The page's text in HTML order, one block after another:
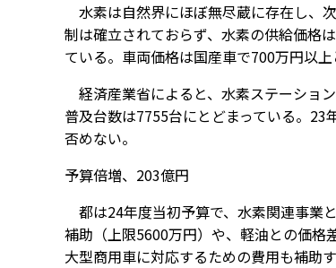
水素は自然界にほぼ無尽蔵に存在し、
制は確立されておらず、水素の供給価格
ている。車両価格は国産車で700万円以
経済産業省によると、水素ステーショ
普及台数は7755台にとどまっている。
否めない。
予算倍増、203億円
都は24年度当初予算で、水素関連事業
補助（上限5600万円）や、軽油との価格
大型商用車に対応するための費用も補助す